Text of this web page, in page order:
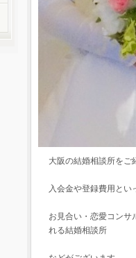
大阪の結婚相談所をご
入会金や登録費用と
お見合い・恋愛コンサ
れる結婚相談所